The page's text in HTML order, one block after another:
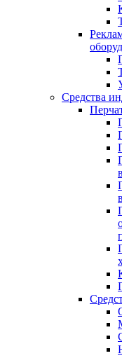
Средства